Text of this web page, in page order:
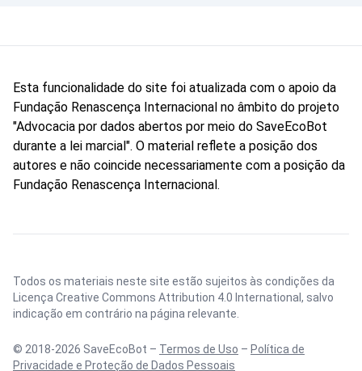
Esta funcionalidade do site foi atualizada com o apoio da
Fundação Renascença Internacional no âmbito do projeto
"Advocacia por dados abertos por meio do SaveEcoBot
durante a lei marcial". O material reflete a posição dos
autores e não coincide necessariamente com a posição da
Fundação Renascença Internacional.
Todos os materiais neste site estão sujeitos às condições da
Licença Creative Commons Attribution 4.0 International , salvo
indicação em contrário na página relevante.
© 2018-2026 SaveEcoBot – Termos de Uso – Política de
Privacidade e Proteção de Dados Pessoais